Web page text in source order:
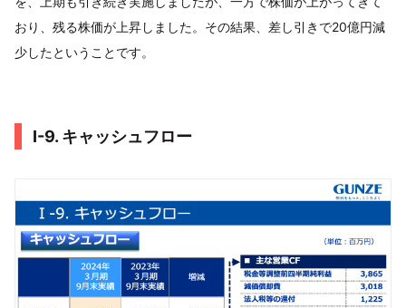
おり、残る株価が上昇しました。その結果、差し引きで20億円減
少したということです。
Ⅰ-9. キャッシュフロー